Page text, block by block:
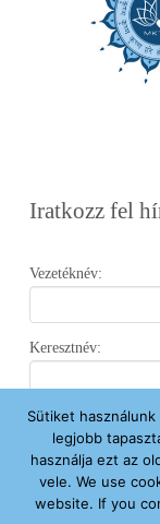
Iratkozz fel
Vezetéknév:
Keresztnév:
Email:
Elfogadom az
Sütiket
legjobb
használja ezt az
vele. We use
website. If you